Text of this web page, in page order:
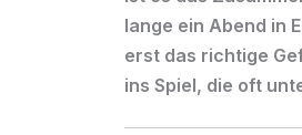
lange ein Abend in
erst das richtige
ins Spiel, die oft